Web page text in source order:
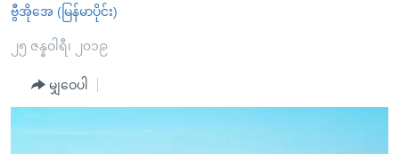
Link
များ
အကြောင်းအရာ
ကမ္ဘာ့သတင်းများ
နိုင်ငံတကာ
တရုတ်
ဗွီဒီယို
ရပ်ဝန်းတခု လမ်းတခု အလွန်
ဗွီအိုအေ (မြန်မာပိုင်း)
၂၅ ဇန္နဝါရီ၊ ၂၀၁၉
မျှဝေပါ